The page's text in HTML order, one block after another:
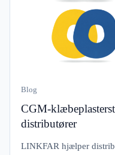
Blog
CGM-
distributører
LINKFAR hjælper